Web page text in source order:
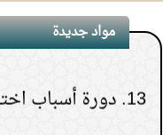
مواد جديدة
13. دورة أسباب
14.
1. هل يشعر الميت
2.
هل قولهم(تفاءلوا